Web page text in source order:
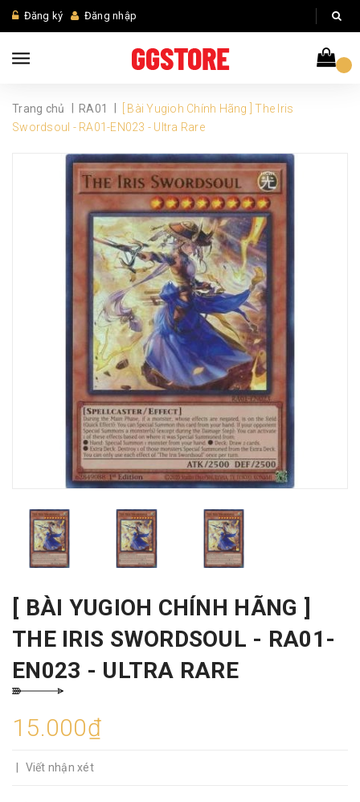
Đăng ký Đăng nhập
Trang chủ RA01
[ Bài Yugioh Chính Hãng ] The Iris
Swordsoul - RA01-EN023 - Ultra Rare
[ BÀI YUGIOH CHÍNH HÃNG ]
THE IRIS SWORDSOUL - RA01-
EN023 - ULTRA RARE
15.000₫
Viết nhận xét